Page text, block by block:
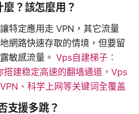
？該怎麼用？
特定應用走 VPN，其它流量
網路快速存取的情境，但要留
敏感流量。 Vps自建梯子：
建稳定高速的翻墙通道，Vps
、科学上网等关键词全覆盖
支援多跳？